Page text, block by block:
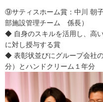
⑨サティスホーム賞：中川 朝
部施設管理チーム 係長）
◆ 自身のスキルを活用し、高
に対し授与する賞
◆ 表彰状並びにグループ会社
分）とハンドクリーム１年分